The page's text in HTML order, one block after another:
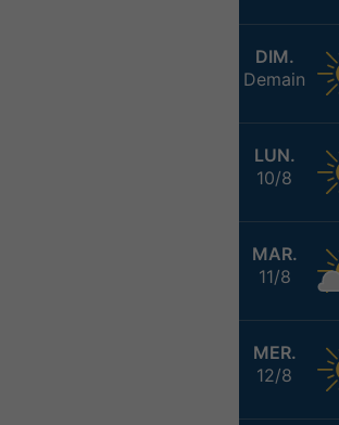
DIM.
Demain
LUN.
10/8
MAR.
11/8
MER.
12/8